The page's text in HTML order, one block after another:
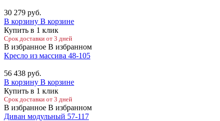
30 279 руб.
В корзину В корзине
Купить в 1 клик
Срок доставки от 3 дней
В избранное В избранном
Кресло из массива 48-105
56 438 руб.
В корзину В корзине
Купить в 1 клик
Срок доставки от 3 дней
В избранное В избранном
Диван модульный 57-117